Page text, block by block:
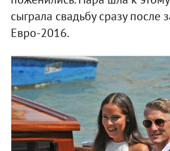
сыграла свадьбу сразу после
Евро-2016.